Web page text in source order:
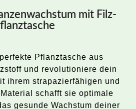
mit Filz-
Pflanztasche aus
und revolutioniere dein
ihrem strapazierfähigen und
schafft sie optimale
gesunde Wachstum deiner